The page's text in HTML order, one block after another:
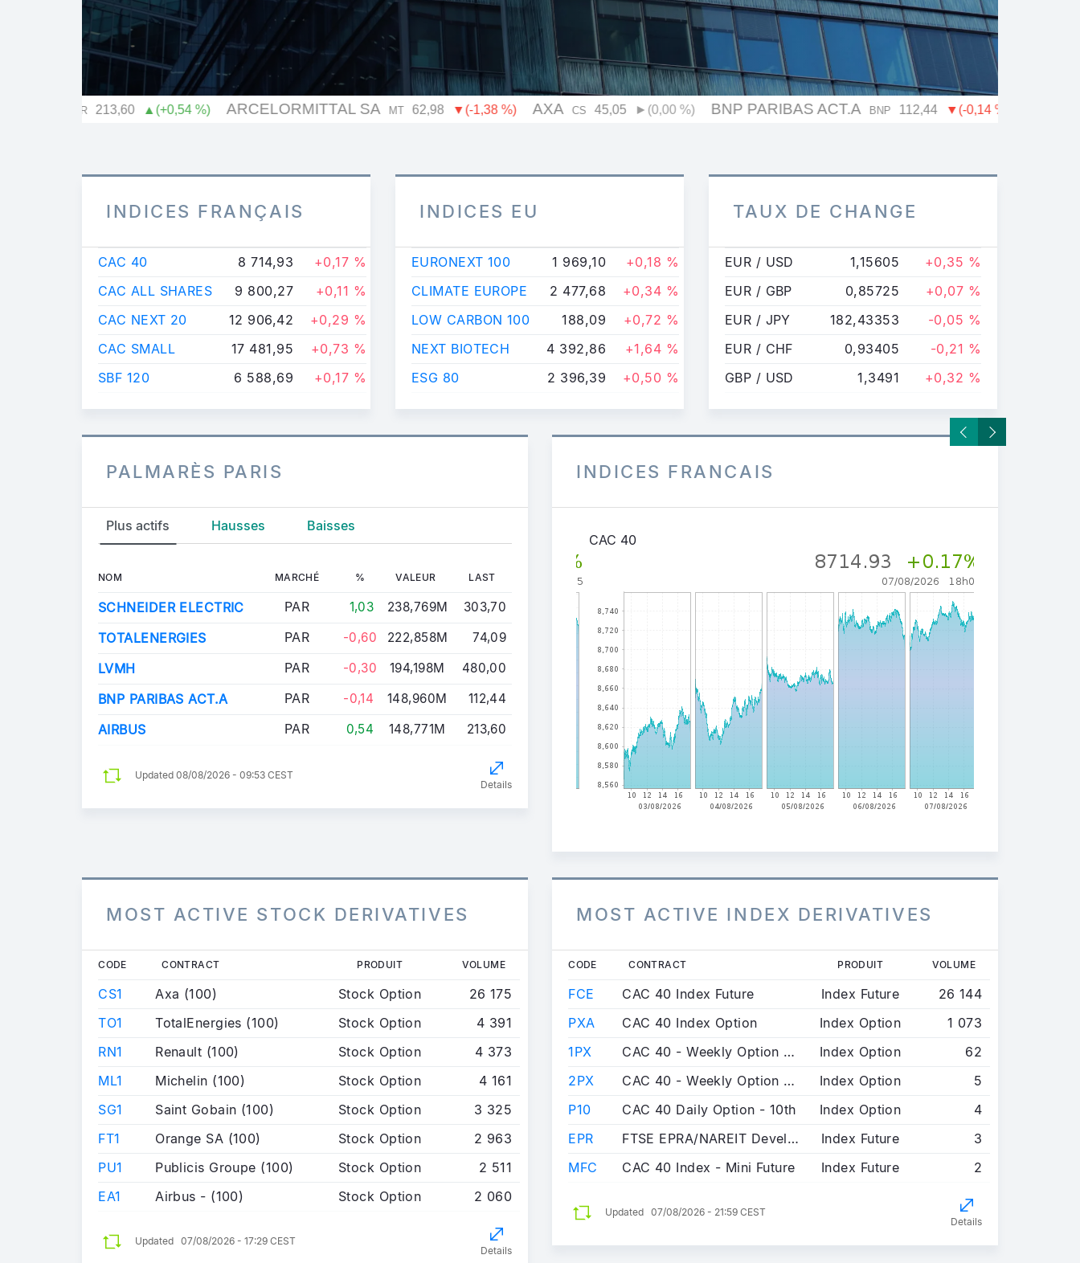
INDICES FRANÇAIS
CAC 40 8 714,93
+0,17 %
CAC ALL SHARES
9 800,27
+0,11 %
CAC NEXT 20
12 906,42
+0,29 %
CAC SMALL
17 481,95
+0,73 %
SBF 120
6 588,69 +0,17 %
INDICES EU
EURONEXT 100 1 969,10
+0,18 %
CLIMATE EUROPE
2 477,68
+0,34 %
LOW CARBON 100
188,09
+0,72 %
NEXT BIOTECH
4 392,86
+1,64 %
ESG 80
2 396,39 +0,50 %
TAUX DE CHANGE
EUR / USD 1,15605
+0,35 %
EUR / GBP
0,85725
+0,07 %
EUR / JPY
182,43353
-0,05 %
EUR / CHF
0,93405
-0,21 %
GBP / USD
1,3491 +0,32 %
PALMARÈS PARIS
Plus actifs Hausses Baisses
NOM MARCHÉ % VALEUR LAST
SCHNEIDER ELECTRIC PAR 1,03 238,769M 303,70
TOTALENERGIES PAR -0,60 222,858M 74,09
LVMH PAR -0,30 194,198M 480,00
BNP PARIBAS ACT.A PAR -0,14 148,960M 112,44
AIRBUS PAR 0,54 148,771M 213,60
Updated 08/08/2026 - 09:53 CEST
Details
INDICES FRANCAIS
SBF 120 CAC 40
MOST ACTIVE STOCK DERIVATIVES
CODE CONTRACT PRODUIT VOLUME
CS1 Axa (100) Stock Option
26 175
TO1
TotalEnergies (100) Stock Option
4 391
RN1
Renault (100) Stock Option
4 373
ML1
Michelin (100) Stock Option
4 161
SG1
Saint Gobain (100) Stock Option
3 325
FT1
Orange SA (100) Stock Option
2 963
PU1
Publicis Groupe (100) Stock Option
2 511
EA1
Airbus - (100) Stock Option 2 060
Updated 07/08/2026 - 17:29 CEST
Details
MOST ACTIVE INDEX DERIVATIVES
CODE CONTRACT PRODUIT VOLUME
FCE CAC 40 Index Future Index Future
26 144
PXA
CAC 40 Index Option Index Option
1 073
1PX
CAC 40 - Weekly Option 1st Friday Index Option
62
2PX
CAC 40 - Weekly Option 2nd Friday Index Option
5
P10
CAC 40 Daily Option - 10th Index Option
4
EPR
FTSE EPRA/NAREIT Developed Europe Index - STND FUT Index Future
3
MFC
CAC 40 Index - Mini Future Index Future 2
Updated 07/08/2026 - 21:59 CEST
Details